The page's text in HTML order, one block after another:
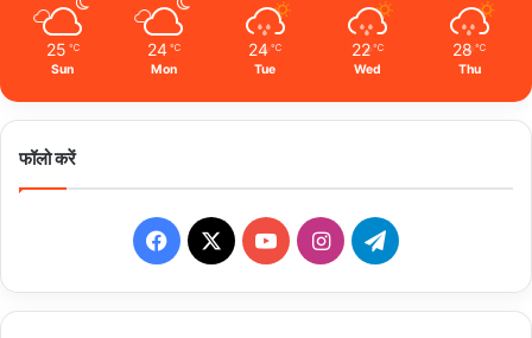
25 ℃
Sun
24 ℃
Mon
24 ℃
Tue
22 ℃
Wed
28 ℃
Thu
फॉलो करें
Facebook
X YouTubeInstagramTelegram